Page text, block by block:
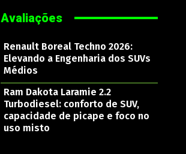
Avaliações
Renault Boreal Techno 2026:
Elevando a Engenharia dos SUVs
Médios
Ram Dakota Laramie 2.2
Turbodiesel: conforto de SUV,
capacidade de picape e foco no
uso misto